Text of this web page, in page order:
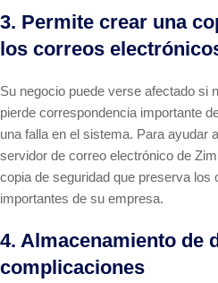
3. Permite crear una
los correos
Su negocio puede verse afectado si
pierde correspondencia importante
una falla en el sistema. Para ayudar
servidor de correo electrónico de
copia de seguridad que preserva los
importantes de su empresa.
4. Almacenamiento de
complicaciones